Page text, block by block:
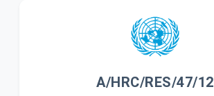
A/HRC/RES/47/12